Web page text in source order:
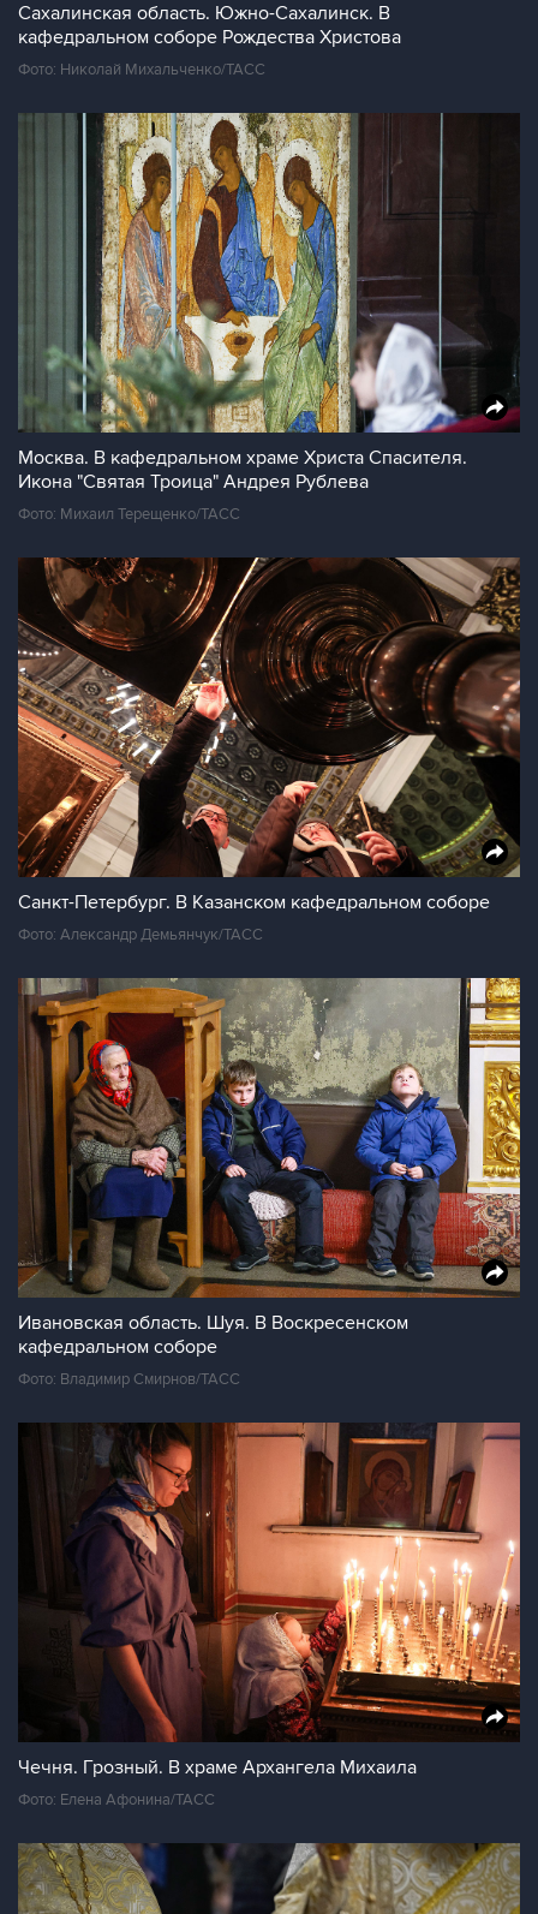
Сахалинская область. Южно-Сахалинск. В
кафедральном соборе Рождества Христова
Фото: Николай Михальченко/ТАСС
Москва. В кафедральном храме Христа Спасителя.
Икона "Святая Троица" Андрея Рублева
Фото: Михаил Терещенко/ТАСС
Санкт-Петербург. В Казанском кафедральном соборе
Фото: Александр Демьянчук/ТАСС
Ивановская область. Шуя. В Воскресенском
кафедральном соборе
Фото: Владимир Смирнов/ТАСС
Чечня. Грозный. В храме Архангела Михаила
Фото: Елена Афонина/ТАСС